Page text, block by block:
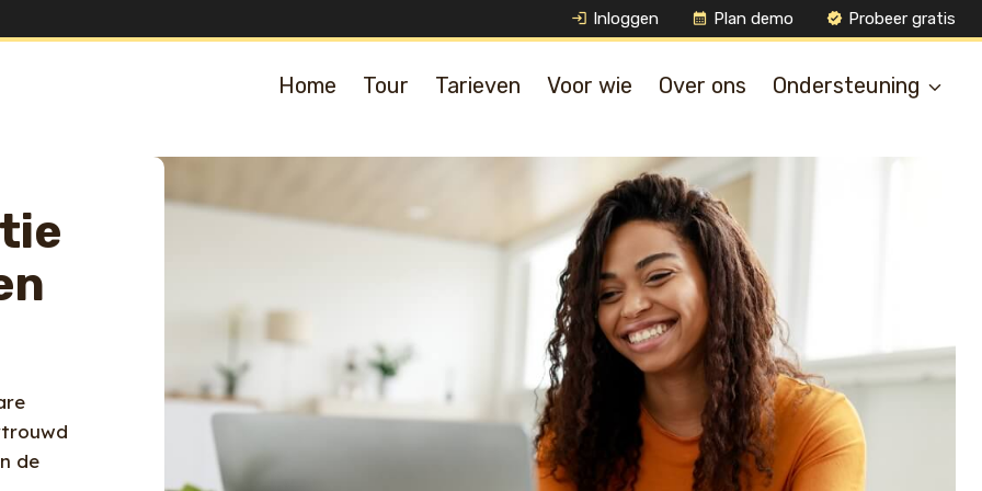
Inloggen Plan demo Probeer gratis
Home Tour Tarieven Voor wie Over ons Ondersteuning
de